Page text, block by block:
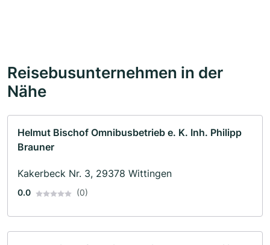
Reisebusunternehmen in der
Nähe
Helmut Bischof Omnibusbetrieb e. K. Inh. Philipp
Brauner
Kakerbeck Nr. 3, 29378 Wittingen
0.0 (0)